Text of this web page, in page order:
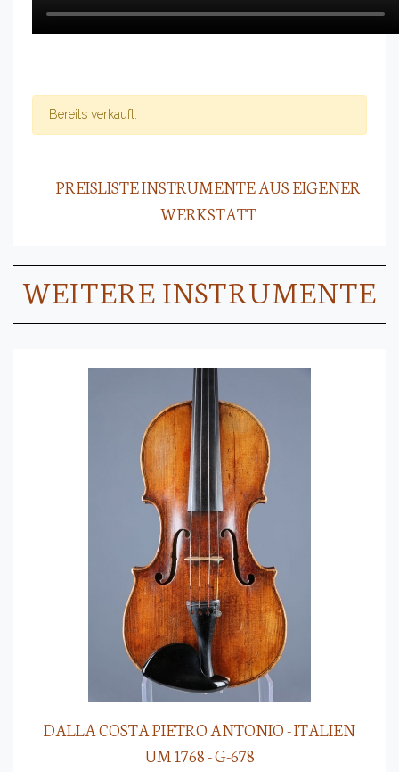
Bereits verkauft.
PREISLISTE INSTRUMENTE AUS EIGENER
WERKSTATT
WEITERE INSTRUMENTE
DALLA COSTA PIETRO ANTONIO - ITALIEN
UM 1768 - G-678